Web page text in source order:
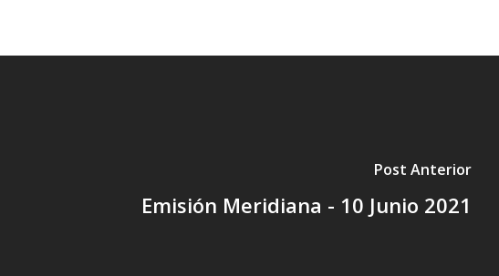
Post Anterior
Emisión Meridiana - 10 Junio 2021